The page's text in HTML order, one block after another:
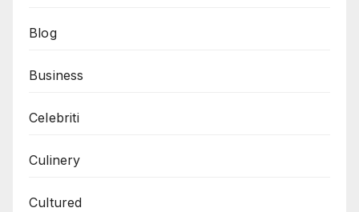
Blog
Business
Celebriti
Culinery
Cultured